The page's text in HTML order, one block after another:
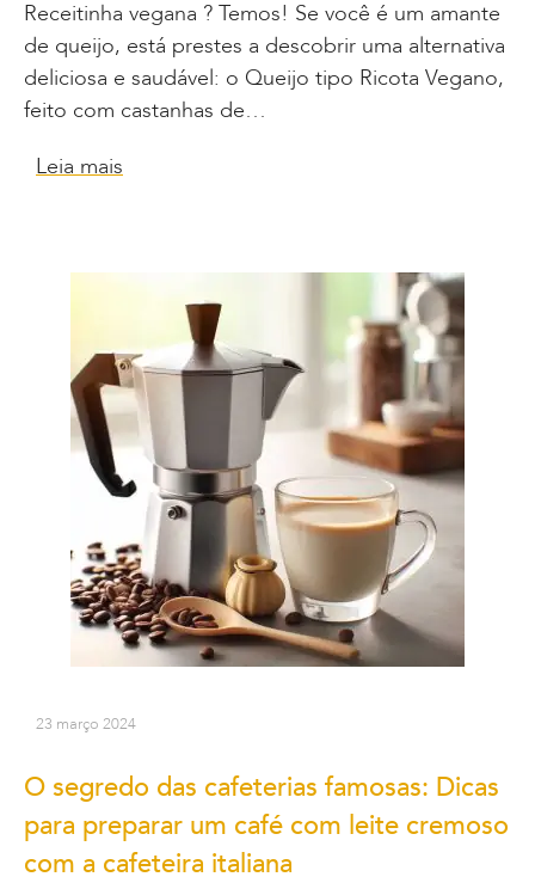
Receitinha vegana ? Temos! Se você é um amante
de queijo, está prestes a descobrir uma alternativa
deliciosa e saudável: o Queijo tipo Ricota Vegano,
feito com castanhas de…
Leia mais
23 março 2024
O segredo das cafeterias famosas: Dicas
para preparar um café com leite cremoso
com a cafeteira italiana